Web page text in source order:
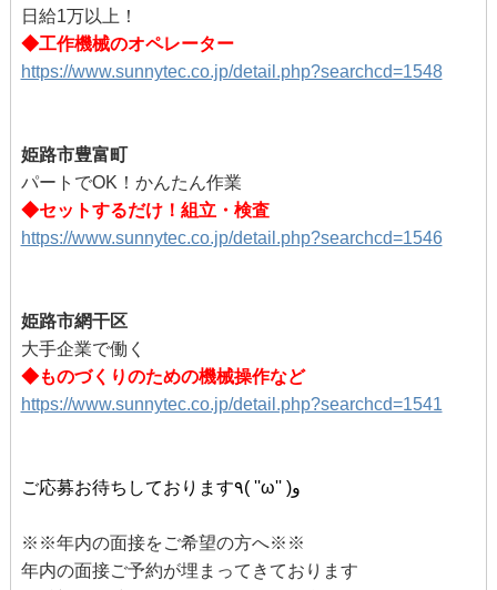
日給1万以上！
◆工作機械のオペレーター
https://www.sunnytec.co.jp/detail.php?searchcd=1548
姫路市豊富町
パートでOK！かんたん作業
◆セットするだけ！組立・検査
https://www.sunnytec.co.jp/detail.php?searchcd=1546
姫路市網干区
大手企業で働く
◆ものづくりのための機械操作など
https://www.sunnytec.co.jp/detail.php?searchcd=1541
ご応募お待ちしております٩( ''ω'' )و
※※年内の面接をご希望の方へ※※
年内の面接ご予約が埋まってきております